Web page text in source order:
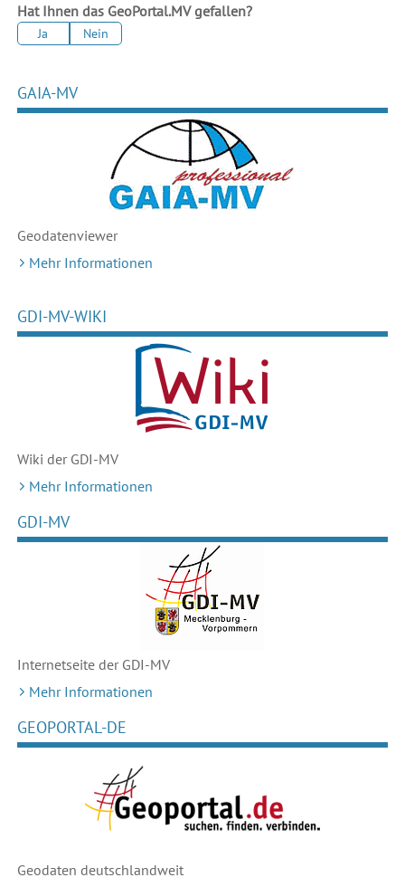
Hat Ihnen das GeoPortal.MV gefallen?
Ja Nein
GAIA-MV
Geodatenviewer
Mehr Informationen
GDI-MV-WIKI
Wiki der GDI-MV
Mehr Informationen
GDI-MV
Internetseite der GDI-MV
Mehr Informationen
GEOPORTAL-DE
Geodaten deutschlandweit